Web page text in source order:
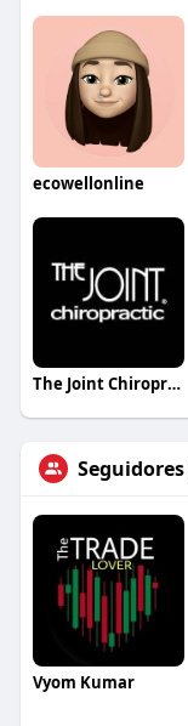
ecowellonline
The Joint Chiropractic Prattville
Seguidores
Vyom Kumar